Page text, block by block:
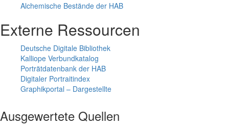
Alchemische Bestände der HAB
Externe Ressourcen
Deutsche Digitale Bibliothek
Kalliope Verbundkatalog
Porträtdatenbank der HAB
Digitaler Portraitindex
Graphikportal – Dargestellte
Ausgewertete Quellen